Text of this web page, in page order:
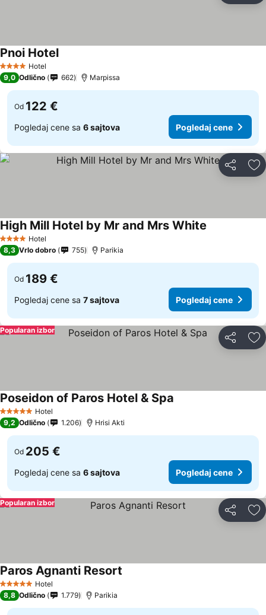
4 ZvezdiceHotel
Pnoi Hotel
9,0 Odlično 662 Marpissa
Od 122 €
Pogledaj cene sa 6 sajtova Pogledaj cene
Deli
4 ZvezdiceHotel
High Mill Hotel by Mr and Mrs White
8,3 Vrlo dobro 755 Parikia
Od 189 €
Pogledaj cene sa 7 sajtova Pogledaj cene
Deli
Popularan izbor
5 ZvezdiceHotel
Poseidon of Paros Hotel & Spa
9,2 Odlično 1.206 Hrisi Akti
Od 205 €
Pogledaj cene sa 6 sajtova Pogledaj cene
Deli
Popularan izbor
5 ZvezdiceHotel
Paros Agnanti Resort
8,8 Odlično 1.779 Parikia